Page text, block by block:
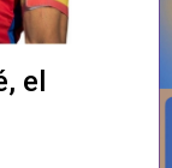
el